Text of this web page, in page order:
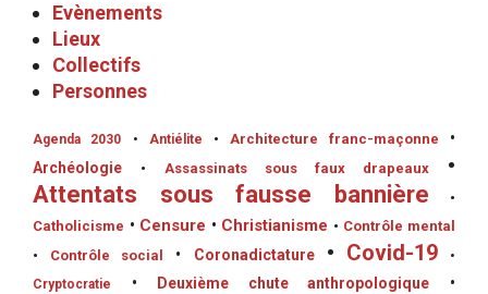
Evènements
Lieux
Collectifs
Personnes
Agenda 2030 • Antiélite • Architecture franc-maçonne
•
Archéologie
• Assassinats sous faux drapeaux
•
Attentats sous fausse bannière
•
Catholicisme • Censure • Christianisme • Contrôle mental
•
Contrôle social • Coronadictature • Covid-19
•
Cryptocratie
• Deuxième chute anthropologique
•